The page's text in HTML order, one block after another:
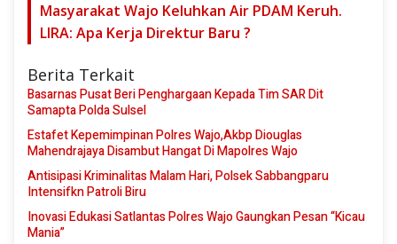
Masyarakat Wajo Keluhkan Air PDAM Keruh.
LIRA: Apa Kerja Direktur Baru ?
Berita Terkait
Basarnas Pusat Beri Penghargaan Kepada Tim SAR Dit
Samapta Polda Sulsel
Estafet Kepemimpinan Polres Wajo,Akbp Diouglas
Mahendrajaya Disambut Hangat Di Mapolres Wajo
Antisipasi Kriminalitas Malam Hari, Polsek Sabbangparu
Intensifkn Patroli Biru
Inovasi Edukasi Satlantas Polres Wajo Gaungkan Pesan “Kicau
Mania”